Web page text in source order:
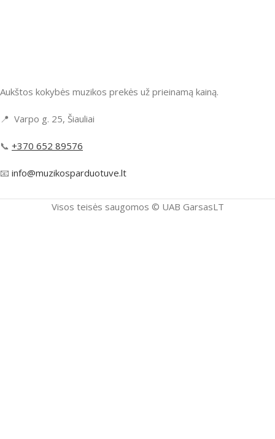
Aukštos kokybės muzikos prekės už prieinamą kainą.
📍 Varpo g. 25, Šiauliai
📞 +370 652 89576
📧 info@muzikosparduotuve.lt
Visos teisės saugomos ©️ UAB GarsasLT